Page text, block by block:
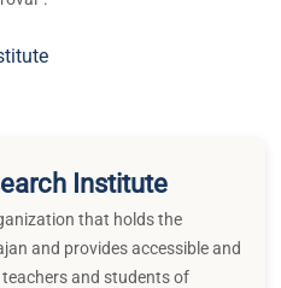
Institute
that holds the
and provides accessible and
and students of